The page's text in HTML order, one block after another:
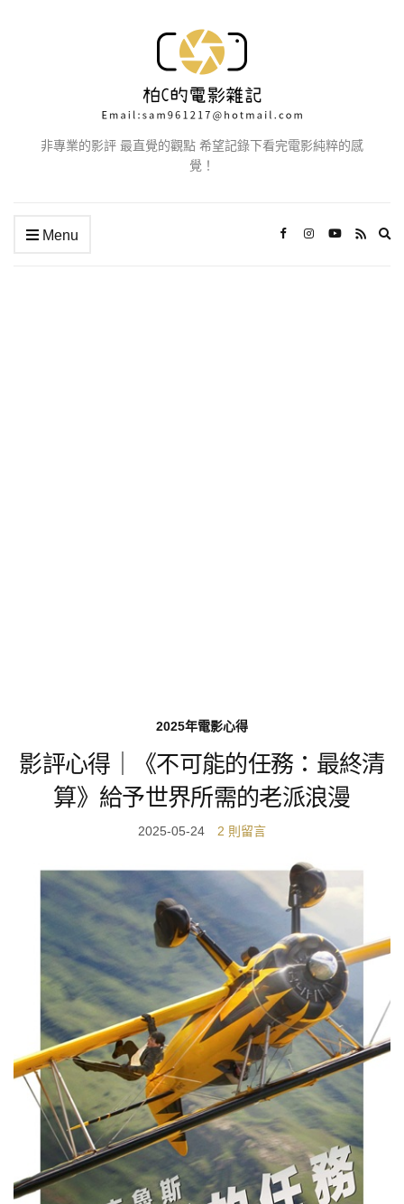
非專業的影評 最直覺的觀點 希望記錄下看完電影純粹的感
覺！
Menu
2025年電影心得
影評心得｜《不可能的任務：最終清
算》給予世界所需的老派浪漫
2025-05-24 2 則留言